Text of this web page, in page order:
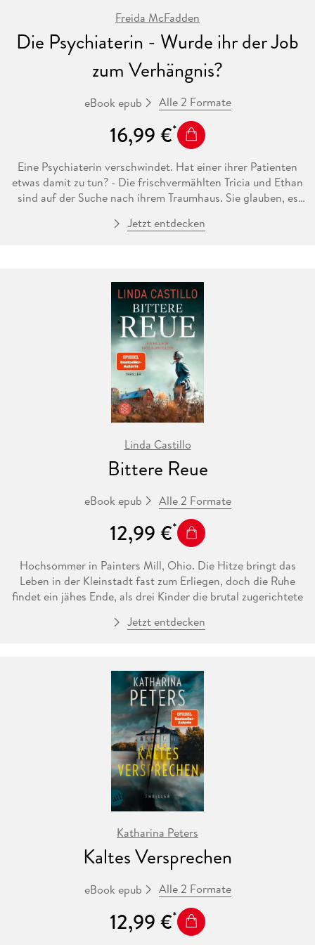
Freida McFadden
Die Psychiaterin - Wurde ihr der Job
zum Verhängnis?
eBook epub Alle 2 Formate
16,99 €
Eine Psychiaterin verschwindet. Hat einer ihrer Patienten
etwas damit zu tun? - Die frischvermählten Tricia und Ethan
sind auf der Suche nach ihrem Traumhaus. Sie glauben, es
Hale gehörte, einer renommierten Psychiaterin, die vor drei
von Adriennes Patientensitzungen. Mit jeder Kassette, die
sie sich ansieht, wird ihr klarer, wie es zu Adriennes
Verschwinden kam. Ein Netz aus Lügen tut sich auf. Doch
wenn Tricia bei der letzten Kassette ankommt, wird es
bereits zu spät sein . . .
Jetzt entdecken
Linda Castillo
Bittere Reue
eBook epub Alle 2 Formate
12,99 €
Hochsommer in Painters Mill, Ohio. Die Hitze bringt das
Leben in der Kleinstadt fast zum Erliegen, doch die Ruhe
findet ein jähes Ende, als drei Kinder die brutal zugerichtete
Polizeichefin Kate Burkholder den Toten identifiziert, als
Während der Ermittlungen stößt Kate auf eine Wand aus
Schweigen. Niemand aus der amischen Gemeinde ist bereit,
mit ihr über die Toten zu sprechen. Bis ein geheimnisvoller
Hinweis eingeht, der Kate auf eine neue Spur bringt. Doch je
näher sie dem Täter kommt, desto stärker wird ihre
Befürchtung, dass die Geheimnisse, die unter der idyllischen
Oberfläche von Painters Mill brodeln, ein weiteres Leben
fordern werden.
Der 17. Fall der Bestseller-Reihe mit Polizeichefin Kate
Burkholder
Jetzt entdecken
Katharina Peters
Kaltes Versprechen
eBook epub Alle 2 Formate
12,99 €